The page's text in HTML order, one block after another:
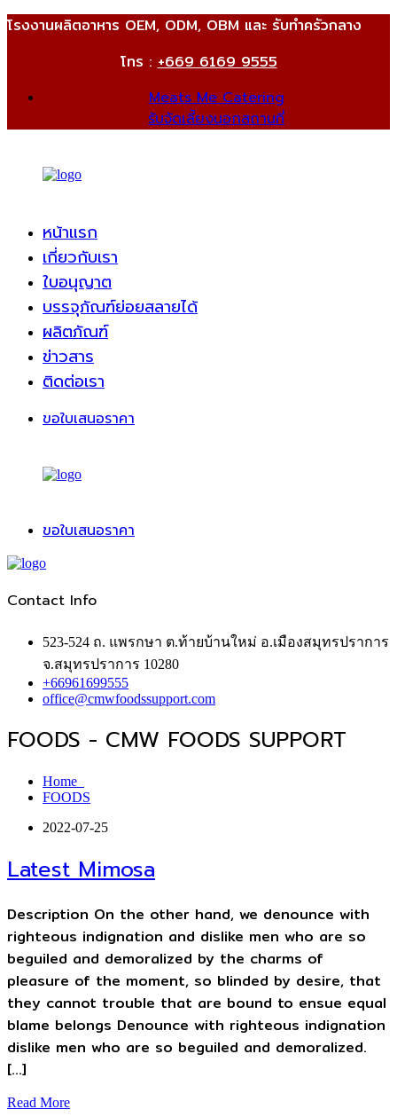
โรงงานผลิตอาหาร OEM, ODM, OBM และ รับทำครัวกลาง
โทร :+669 6169 9555
Meats Me Catering
รับจัดเลี้ยงนอกสถานที่
หน้าแรก
เกี่ยวกับเรา
ใบอนุญาต
บรรจุภัณฑ์ย่อยสลายได้
ผลิตภัณฑ์
ข่าวสาร
ติดต่อเรา
ขอใบเสนอราคา
ขอใบเสนอราคา
Contact Info
523-524 ถ. แพรกษา ต.ท้ายบ้านใหม่ อ.เมืองสมุทรปราการ
จ.สมุทรปราการ 10280
+66961699555
office@cmwfoodssupport.com
FOODS - CMW FOODS SUPPORT
Home
FOODS
2022-07-25
Latest Mimosa
Description On the other hand, we denounce with
righteous indignation and dislike men who are so
beguiled and demoralized by the charms of
pleasure of the moment, so blinded by desire, that
they cannot trouble that are bound to ensue equal
blame belongs Denounce with righteous indignation
dislike men who are so beguiled and demoralized.
[…]
Read More